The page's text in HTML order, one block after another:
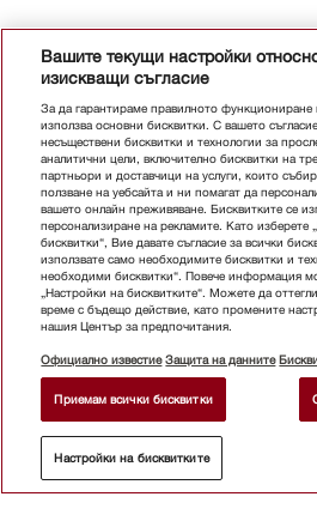
Вашите текущи настройки
изискващи съгласие
За да гарантираме правилното функциониране
използва основни бисквитки. С вашето
несъществени бисквитки и технологии за
аналитични цели, включително бисквитки на
партньори и доставчици на услуги, които
ползване на уебсайта и ни помагат да
вашето онлайн преживяване. Бисквитките се
персонализиране на рекламите. Като изберете
бисквитки“, Вие давате съгласие за всички
използвате само необходимите бисквитки и
необходими бисквитки“. Повече информация
„Настройки на бисквитките“. Можете да
време с бъдещо действие, като промените
нашия Център за предпочитания.
Официално известие Защита на данните
Приемам всички бисквитки
Настройки на бисквитките